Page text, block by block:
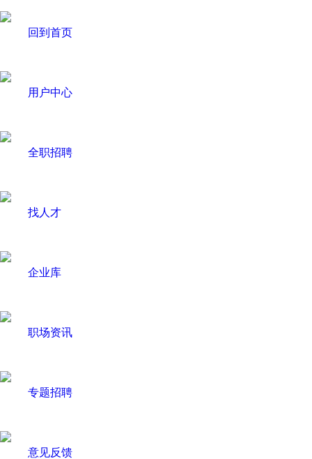
回到首页
用户中心
全职招聘
找人才
企业库
职场资讯
专题招聘
意见反馈